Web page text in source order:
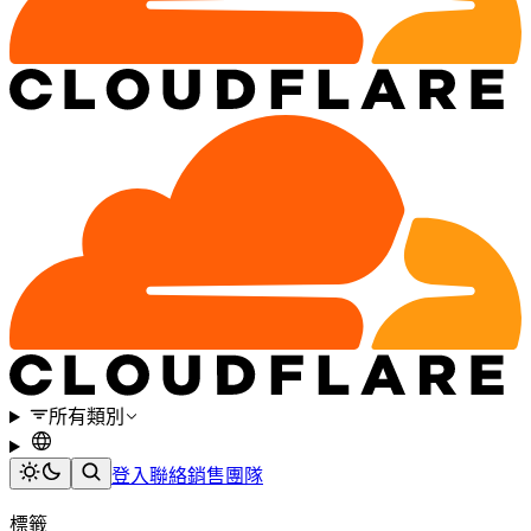
所有類別
登入聯絡銷售團隊
標籤